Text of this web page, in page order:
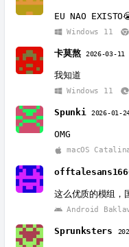
EU NAO
Windows 11
卡莫熬 2026-03-11
我知道
Windows 11
Spunki 2026-01-
OMG
macOS
这么优质的模组，
Android
Sprunksters